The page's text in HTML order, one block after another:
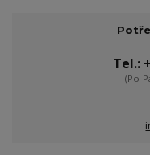
Tel.:
(Po-